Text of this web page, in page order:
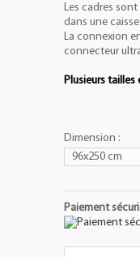
Les cadres sont
dans une
La connexion
connecteur
Plusieurs
Dimension :
96x250 cm
Paiement